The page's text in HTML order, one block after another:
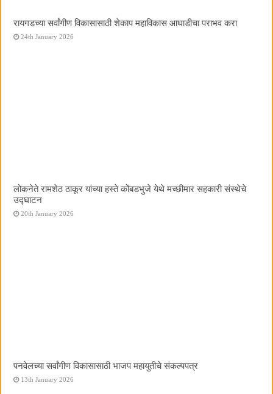
रायगडच्या सर्वांगीण विकासासाठी शेकाप महाविकास आघाडीचा पराभव करा
24th January 2026
लोकनेते रामशेठ ठाकूर यांच्या हस्ते कोंबडभुजे येथे मच्छीमार सहकारी संस्थेचे
उद्घाटन
20th January 2026
पनवेलच्या सर्वांगीण विकासासाठी भाजप महायुतीचे संकल्पपत्र
13th January 2026